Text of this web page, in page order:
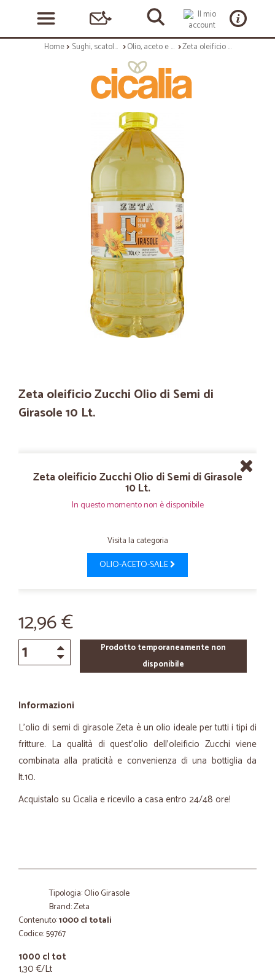
Home Sughi, scatolame e condimenti Olio, aceto e sale Zeta oleificio Zucchi Olio di Semi di Girasole 10 Lt.
Zeta oleificio Zucchi Olio di Semi di
Girasole 10 Lt.
Zeta oleificio Zucchi Olio di Semi di Girasole
10 Lt.
In questo momento non è disponibile
Visita la categoria
OLIO-ACETO-SALE
12,96 €
Prodotto temporaneamente non
disponibile
Informazioni
L’olio di semi di girasole Zeta è un olio ideale per tutti i tipi di
fritture. La qualità di quest’olio dell'oleificio Zucchi viene
combinata alla praticità e convenienza di una bottiglia da
lt.10.
Acquistalo su Cicalia e ricevilo a casa entro 24/48 ore!
Tipologia: Olio Girasole
Brand: Zeta
Contenuto:1000 cl totali
Codice: 59767
1000 cl tot
1,30 €/Lt